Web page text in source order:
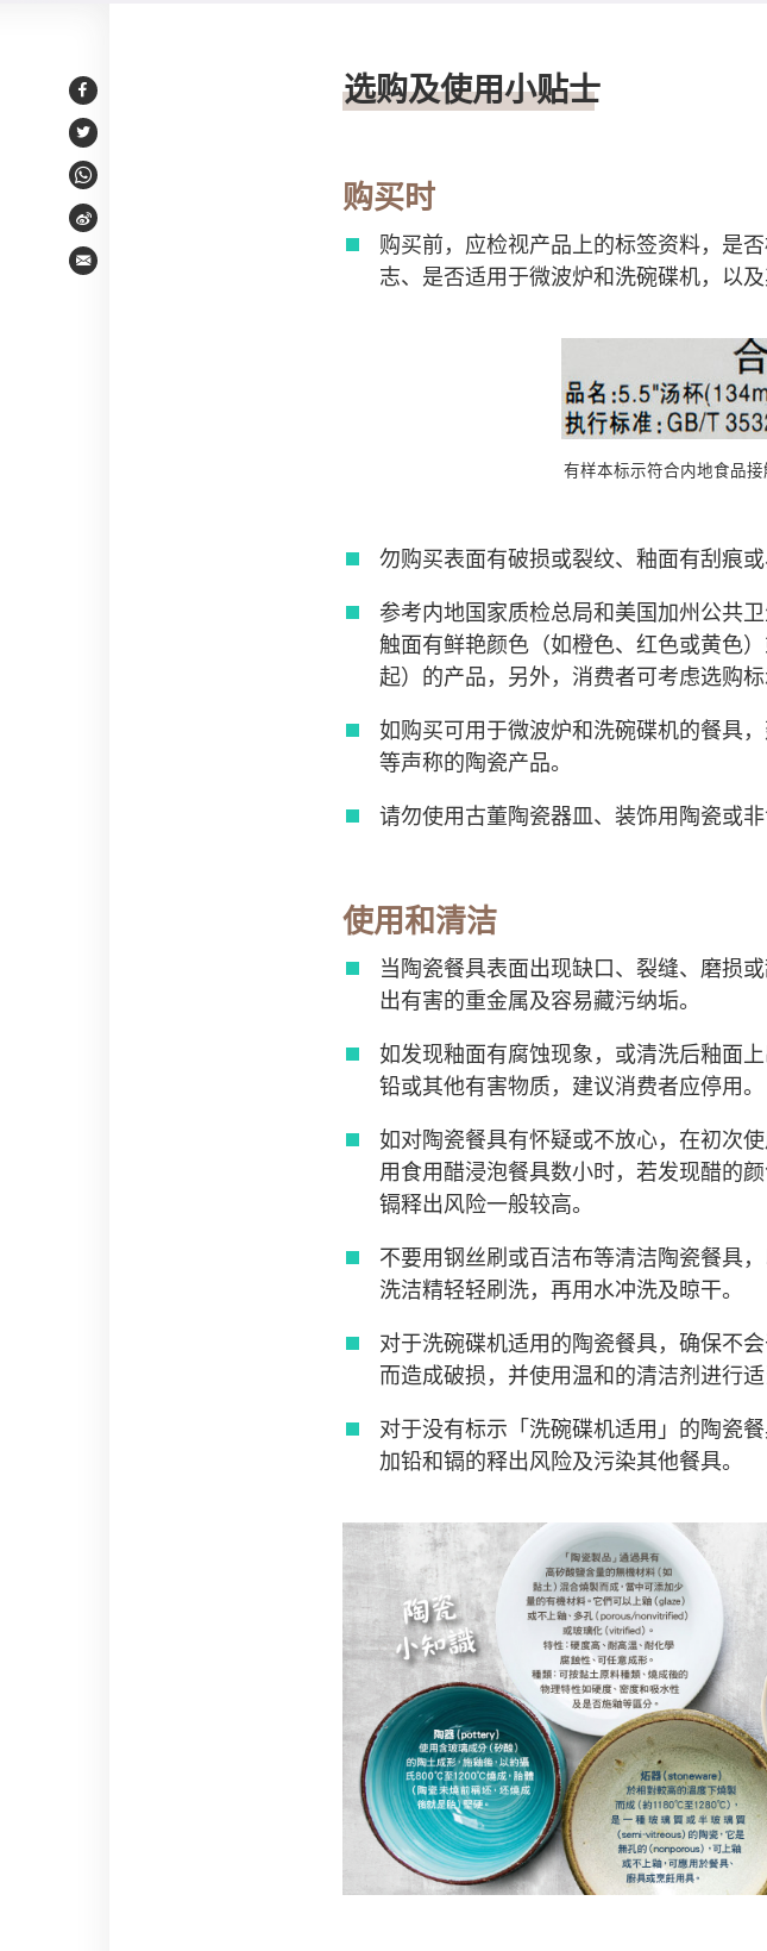
Facebook
Twitter
WhatsApp
Weibo
Email
选购及使用小贴士
购买时
购买前，应检视产品上的标签资料，是
志、是否适用于微波炉和洗碗碟机，以
有样本标示符合内地食品
勿购买表面有破损或裂纹、釉面有刮痕
参考内地国家质检总局和美国加州公共
触面有鲜艳颜色（如橙色、红色或黄色
起）的产品，另外，消费者可考虑选购
如购买可用于微波炉和洗碗碟机的餐具
等声称的陶瓷产品。
请勿使用古董陶瓷器皿、装饰用陶瓷或
使用和清洁
当陶瓷餐具表面出现缺口、裂缝、磨损
出有害的重金属及容易藏污纳垢。
如发现釉面有腐蚀现象，或清洗后釉面
铅或其他有害物质，建议消费者应停用。
如对陶瓷餐具有怀疑或不放心，在初次
用食用醋浸泡餐具数小时，若发现醋的
镉释出风险一般较高。
不要用钢丝刷或百洁布等清洁陶瓷餐具
洗洁精轻轻刷洗，再用水冲洗及晾干。
对于洗碗碟机适用的陶瓷餐具，确保不
而造成破损，并使用温和的清洁剂进行适
对于没有标示「洗碗碟机适用」的陶瓷
加铅和镉的释出风险及污染其他餐具。